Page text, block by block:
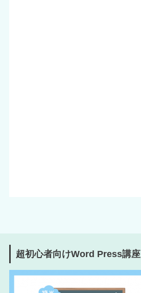
超初心者向けWord Press講座